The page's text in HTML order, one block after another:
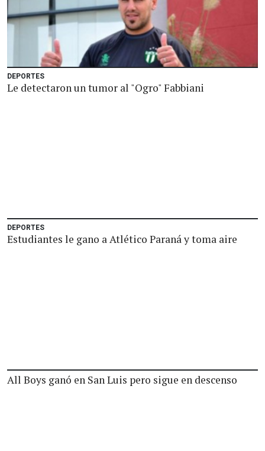
DEPORTES
Le detectaron un tumor al "Ogro" Fabbiani
DEPORTES
Estudiantes le gano a Atlético Paraná y toma aire
All Boys ganó en San Luis pero sigue en descenso